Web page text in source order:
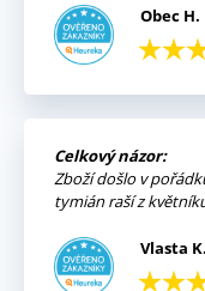
Obec H.
Celkový názor:
Zboží došlo v
tymián raší z
Vlasta K.